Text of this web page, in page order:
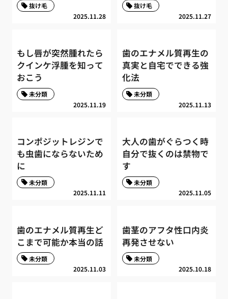
2025.11.28
抜け毛
2025.11.27
抜け毛
もし唇が突然腫れたら
クインケ浮腫を知って
おこう
2025.11.19
未分類
歯のエナメル質再生の
真実と自宅でできる強
化法
2025.11.13
未分類
コンポジットレジンで
も虫歯にならないため
に
2025.11.11
未分類
大人の歯がぐらつく時
自分で抜くのは禁物で
す
2025.11.05
未分類
歯のエナメル質再生ど
こまで可能か本当の話
2025.11.03
未分類
歯茎のアフタ性口内炎
再発させない
2025.10.18
未分類